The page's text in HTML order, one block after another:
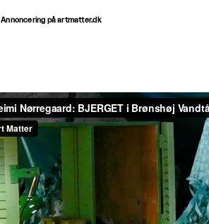
Annoncering på artmatter.dk